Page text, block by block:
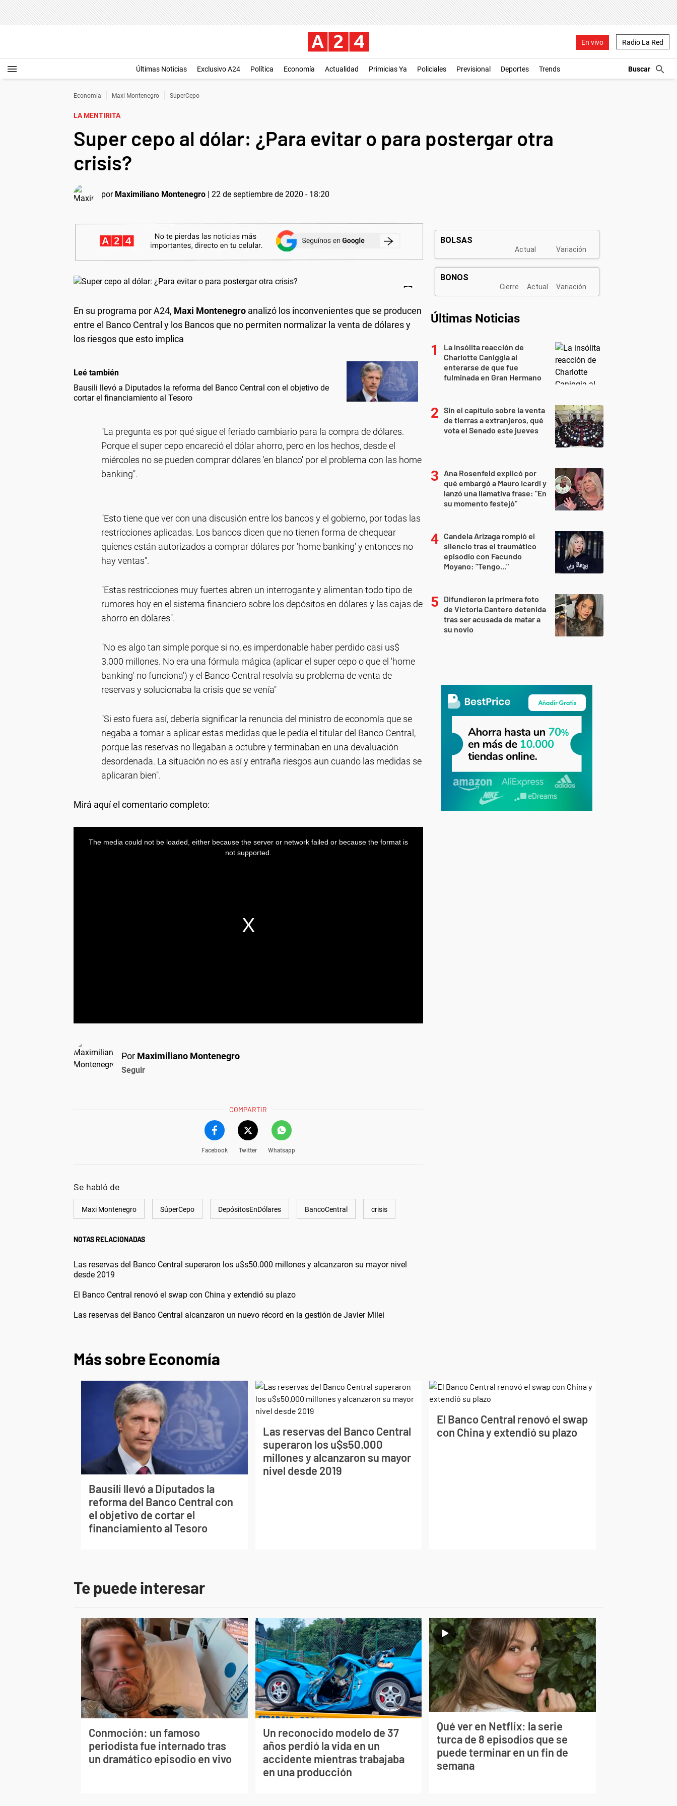
En vivo Radio La Red
Últimas Noticias Exclusivo A24 Política Economía Actualidad Primicias Ya Policiales Previsional Deportes Trends
Economía Maxi Montenegro SúperCepo
LA MENTIRITA
Super cepo al dólar: ¿Para evitar o para postergar otra
crisis?
por Maximiliano Montenegro | 22 de septiembre de 2020 - 18:20
En su programa por A24, Maxi Montenegro analizó los inconvenientes que se producen
entre el Banco Central y los Bancos que no permiten normalizar la venta de dólares y
los riesgos que esto implica
Leé también
Bausili llevó a Diputados la reforma del Banco Central con el objetivo de
cortar el financiamiento al Tesoro
"La pregunta es por qué sigue el feriado cambiario para la compra de dólares.
Porque el super cepo encareció el dólar ahorro, pero en los hechos, desde el
miércoles no se pueden comprar dólares 'en blanco' por el problema con las home
banking".
"Esto tiene que ver con una discusión entre los bancos y el gobierno, por todas las
restricciones aplicadas. Los bancos dicen que no tienen forma de chequear
quienes están autorizados a comprar dólares por 'home banking' y entonces no
hay ventas".
"Estas restricciones muy fuertes abren un interrogante y alimentan todo tipo de
rumores hoy en el sistema financiero sobre los depósitos en dólares y las cajas de
ahorro en dólares".
"No es algo tan simple porque si no, es imperdonable haber perdido casi us$
3.000 millones. No era una fórmula mágica (aplicar el super cepo o que el 'home
banking' no funciona') y el Banco Central resolvía su problema de venta de
reservas y solucionaba la crisis que se venía"
"Si esto fuera así, debería significar la renuncia del ministro de economía que se
negaba a tomar a aplicar estas medidas que le pedía el titular del Banco Central,
porque las reservas no llegaban a octubre y terminaban en una devaluación
desordenada. La situación no es así y entraña riesgos aun cuando las medidas se
aplicaran bien".
Mirá aquí el comentario completo:
Por Maximiliano Montenegro
Seguir
COMPARTIR
Facebook Twitter Whatsapp
Se habló de
Maxi Montenegro SúperCepo DepósitosEnDólares BancoCentral crisis
NOTAS RELACIONADAS
Las reservas del Banco Central superaron los u$s50.000 millones y alcanzaron su mayor nivel
desde 2019
El Banco Central renovó el swap con China y extendió su plazo
Las reservas del Banco Central alcanzaron un nuevo récord en la gestión de Javier Milei
Últimas Noticias
La insólita reacción de
Charlotte Caniggia al
enterarse de que fue
fulminada en Gran Hermano
Sin el capítulo sobre la venta
de tierras a extranjeros, qué
vota el Senado este jueves
Ana Rosenfeld explicó por
qué embargó a Mauro Icardi y
lanzó una llamativa frase: "En
su momento festejó"
Candela Arizaga rompió el
silencio tras el traumático
episodio con Facundo
Moyano: "Tengo..."
Difundieron la primera foto
de Victoria Cantero detenida
tras ser acusada de matar a
su novio
Más sobre Economía
Bausili llevó a Diputados la
reforma del Banco Central con
el objetivo de cortar el
financiamiento al Tesoro
Las reservas del Banco Central
superaron los u$s50.000
millones y alcanzaron su mayor
nivel desde 2019
El Banco Central renovó el swap
con China y extendió su plazo
Te puede interesar
Conmoción: un famoso
periodista fue internado tras
un dramático episodio en vivo
Un reconocido modelo de 37
años perdió la vida en un
accidente mientras trabajaba
en una producción
Qué ver en Netflix: la serie
turca de 8 episodios que se
puede terminar en un fin de
semana